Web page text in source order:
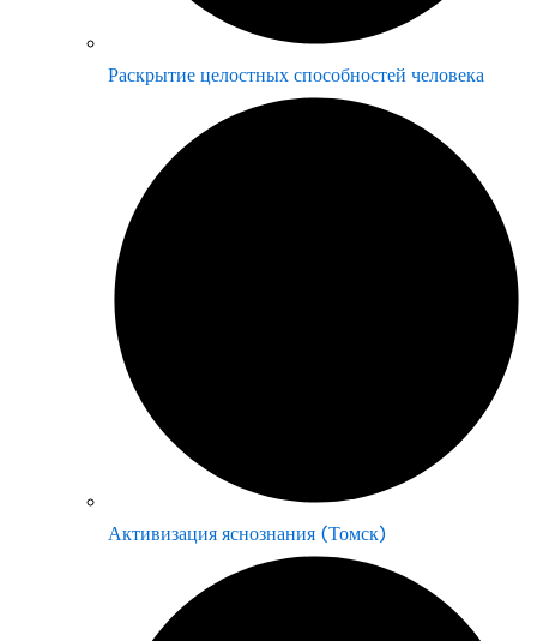
Раскрытие целостных способностей человека
Активизация яснознания (Томск)